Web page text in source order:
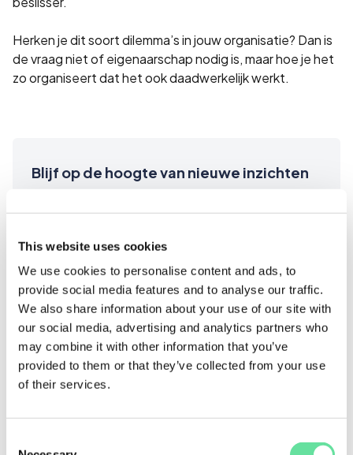
This website uses cookies
We use cookies to personalise content and ads, to
provide social media features and to analyse our traffic.
We also share information about your use of our site with
our social media, advertising and analytics partners who
may combine it with other information that you’ve
provided to them or that they’ve collected from your use
of their services.
Blijf op de hoogte van nieuwe inzichten
E-mailadres*
Herken je dit soort dilemma’s in jouw organisatie? Dan is
de vraag niet of eigenaarschap nodig is, maar hoe je het
zo organiseert dat het ook daadwerkelijk werkt.